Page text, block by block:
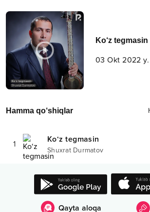
Ko‘z tegmasin
03 Okt 2022 y.
Hamma qo‘shiqlar
1 Ko‘z tegmasin
Shuxrat Durmatov
Qayta aloqa